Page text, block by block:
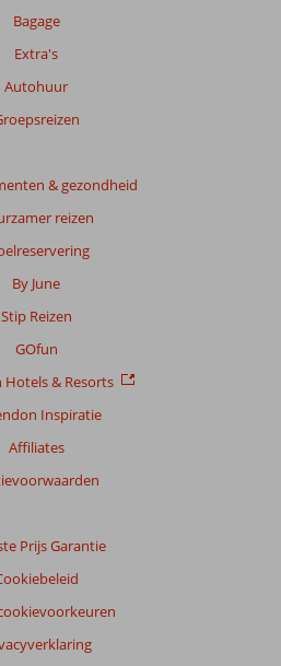
Bagage
Extra's
Autohuur
& gezondheid
reizen
By June
Stip Reizen
GOfun
& Resorts
Inspiratie
Affiliates
Prijs Garantie